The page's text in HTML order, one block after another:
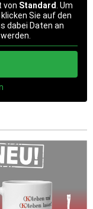
von Standard. Um
Sie auf den
dabei Daten an